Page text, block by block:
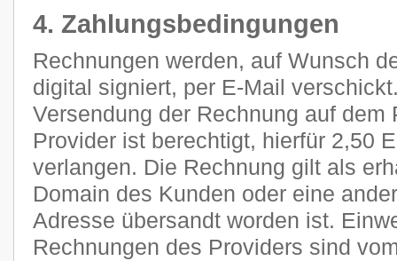
4. Zahlungsbedingungen
Rechnungen werden, auf Wunsch
digital signiert, per E-Mail
Versendung der Rechnung auf dem
Provider ist berechtigt, hierfür 2,50
verlangen. Die Rechnung gilt als
Domain des Kunden oder eine
Adresse übersandt worden ist.
Rechnungen des Providers sind